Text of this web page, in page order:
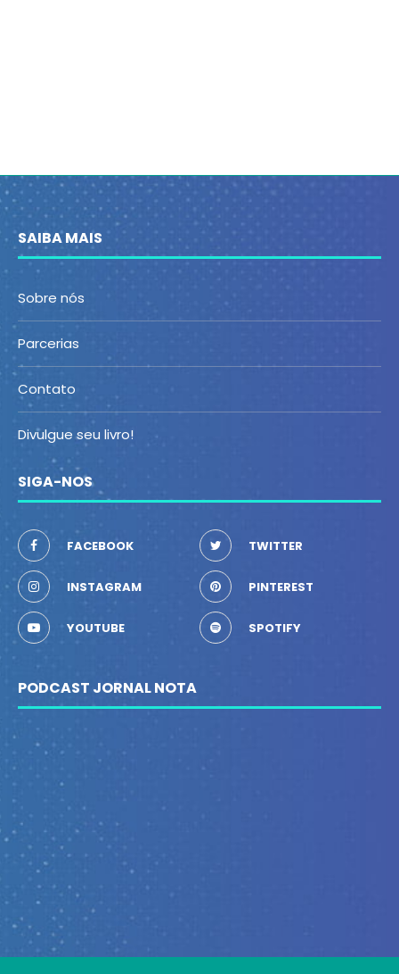
SAIBA MAIS
Sobre nós
Parcerias
Contato
Divulgue seu livro!
SIGA-NOS
FACEBOOK TWITTER
INSTAGRAM PINTEREST
YOUTUBE SPOTIFY
PODCAST JORNAL NOTA